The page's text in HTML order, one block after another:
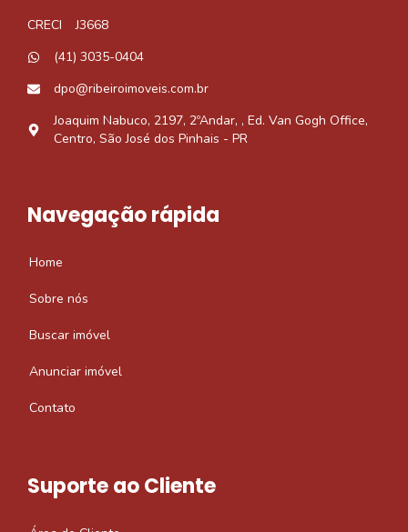
CRECI
J3668
(41) 3035-0404
dpo@ribeiroimoveis.com.br
Joaquim Nabuco, 2197, 2ºAndar, , Ed. Van Gogh Office,
Centro, São José dos Pinhais - PR
Navegação rápida
Home
Sobre nós
Buscar imóvel
Anunciar imóvel
Contato
Suporte ao Cliente